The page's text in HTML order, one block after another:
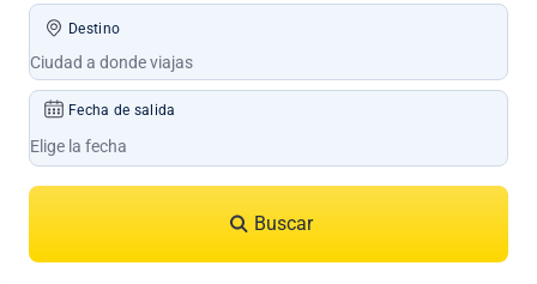
Destino
Fecha de salida
Buscar